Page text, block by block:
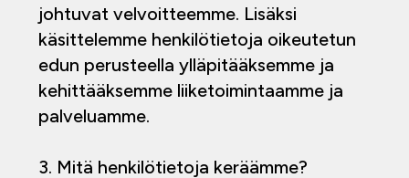
johtuvat velvoitteemme. Lisäksi
käsittelemme henkilötietoja oikeutetun
edun perusteella ylläpitääksemme ja
kehittääksemme liiketoimintaamme ja
palveluamme.
3. Mitä henkilötietoja keräämme?